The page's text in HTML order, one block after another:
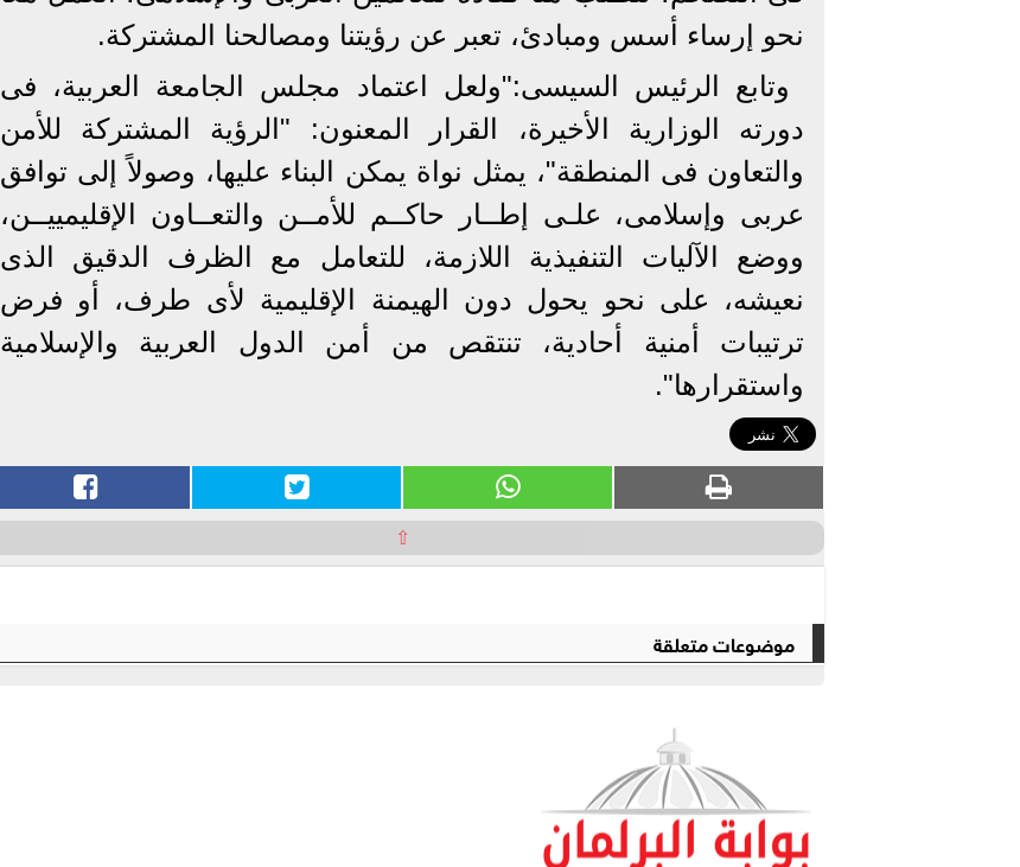
نحو إرساء أسس ومبادئ، تعبر عن رؤيتنا ومصالحنا المشتركة.
وتابع الرئيس السيسى:"ولعل اعتماد مجلس الجامعة العربية، فى
دورته الوزارية الأخيرة، القرار المعنون: "الرؤية المشتركة للأمن
والتعاون فى المنطقة"، يمثل نواة يمكن البناء عليها، وصولاً إلى توافق
عربى وإسلامى، علـى إطــار حاكــم للأمــن والتعــاون الإقليمييــن،
ووضع الآليات التنفيذية اللازمة، للتعامل مع الظرف الدقيق الذى
نعيشه، على نحو يحول دون الهيمنة الإقليمية لأى طرف، أو فرض
ترتيبات أمنية أحادية، تنتقص من أمن الدول العربية والإسلامية
واستقرارها".
⇧
موضوعات متعلقة